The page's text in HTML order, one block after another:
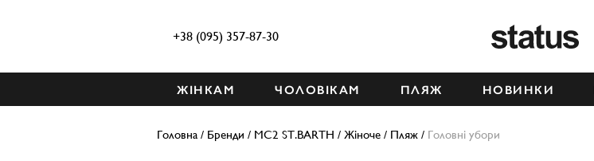
+38 (095) 357-87-30
ЖІНКАМ ЧОЛОВІКАМ ПЛЯЖ НОВИНКИ
Головна / Бренди / MC2 ST.BARTH / Жіноче / Пляж / Головні убори